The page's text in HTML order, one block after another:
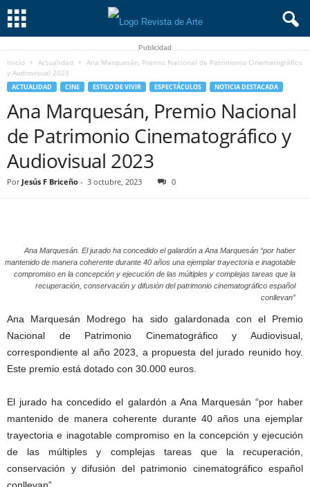
Publicidad
Inicio Actualidad
Ana Marquesán, Premio Nacional de Patrimonio Cinematográfico
y Audiovisual 2023
ACTUALIDAD CINE ESTILO DE VIVIR ESPECTÁCULOS NOTICIA DESTACADA
Ana Marquesán, Premio Nacional
de Patrimonio Cinematográfico y
Audiovisual 2023
Por Jesús F Briceño - 3 octubre, 2023 0
Ana Marquesán. El jurado ha concedido el galardón a Ana Marquesán “por haber
mantenido de manera coherente durante 40 años una ejemplar trayectoria e inagotable
compromiso en la concepción y ejecución de las múltiples y complejas tareas que la
recuperación, conservación y difusión del patrimonio cinematográfico español
conllevan”
Ana Marquesán Modrego ha sido galardonada con el Premio
Nacional de Patrimonio Cinematográfico y Audiovisual,
correspondiente al año 2023, a propuesta del jurado reunido hoy.
Este premio está dotado con 30.000 euros.
El jurado ha concedido el galardón a Ana Marquesán “por haber
mantenido de manera coherente durante 40 años una ejemplar
trayectoria e inagotable compromiso en la concepción y ejecución
de las múltiples y complejas tareas que la recuperación,
conservación y difusión del patrimonio cinematográfico español